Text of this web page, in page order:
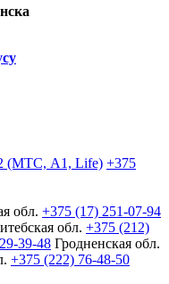
(МТС, A1, Life) +375
обл. +375 (17) 251-07-94
обл. +375 (212)
39-48 Гродненская обл.
+375 (222) 76-48-50